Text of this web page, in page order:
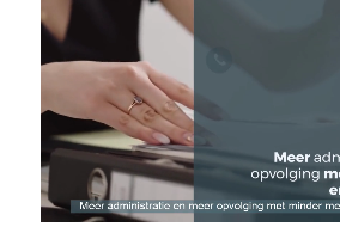
Programma
Situering winstdeling
Soorten winstdeling
Bronnen van winstdeling
Verdeling van de winstdeling
Toekenning van de winstdeling
Interpretatie van de winstdeling